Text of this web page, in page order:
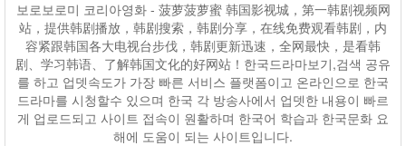
보로보로미 코리아영화 - 菠萝菠萝蜜 韩国影视城，第一韩剧视频网
站，提供韩剧播放，韩剧搜索，韩剧分享，在线免费观看韩剧，内
容紧跟韩国各大电视台步伐，韩剧更新迅速，全网最快，是看韩
剧、学习韩语、了解韩国文化的好网站！한국드라마보기,검색 공유
를 하고 업뎃속도가 가장 빠른 서비스 플랫폼이고 온라인으로 한국
드라마를 시청할수 있으며 한국 각 방송사에서 업뎃한 내용이 빠르
게 업로드되고 사이트 접속이 원활하며 한국어 학습과 한국문화 요
해에 도움이 되는 사이트입니다.